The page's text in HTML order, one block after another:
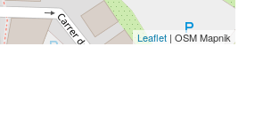
Leaflet| OSM Mapnik